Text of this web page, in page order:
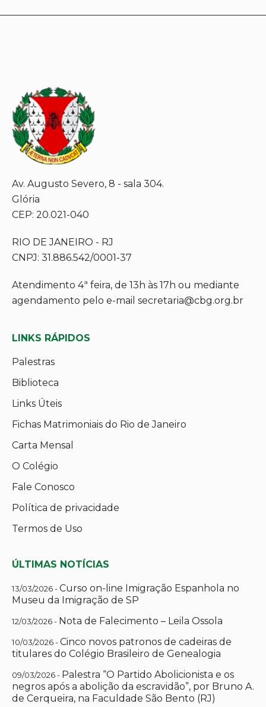
Av. Augusto Severo, 8 - sala 304.
Glória
CEP: 20.021-040
RIO DE JANEIRO - RJ
CNPJ: 31.886.542/0001-37
Atendimento 4ª feira, de 13h às 17h ou mediante
agendamento pelo e-mail secretaria@cbg.org.br
LINKS RÁPIDOS
Palestras
Biblioteca
Links Úteis
Fichas Matrimoniais do Rio de Janeiro
Carta Mensal
O Colégio
Fale Conosco
Política de privacidade
Termos de Uso
ÚLTIMAS NOTÍCIAS
13/03/2026 -Curso on-line Imigração Espanhola no
Museu da Imigração de SP
12/03/2026 - Nota de Falecimento – Leila Ossola
10/03/2026 -Cinco novos patronos de cadeiras de
titulares do Colégio Brasileiro de Genealogia
09/03/2026 - Palestra “O Partido Abolicionista e os
negros após a abolição da escravidão”, por Bruno A.
de Cerqueira, na Faculdade São Bento (RJ)